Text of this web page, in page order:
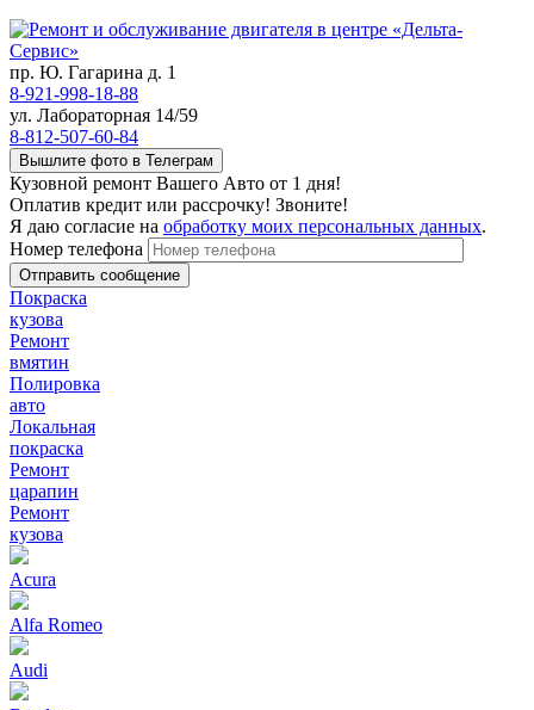
пр. Ю. Гагарина д. 1
8-921-998-18-88
ул. Лабораторная 14/59
8-812-507-60-84
Вышлите фото в Телеграм
Кузовной ремонт Вашего Авто от 1 дня!
Оплатив кредит или рассрочку! Звоните!
Я даю согласие на обработку моих персональных данных.
Номер телефона
Покраска
кузова
Ремонт
вмятин
Полировка
авто
Локальная
покраска
Ремонт
царапин
Ремонт
кузова
Acura
Alfa Romeo
Audi